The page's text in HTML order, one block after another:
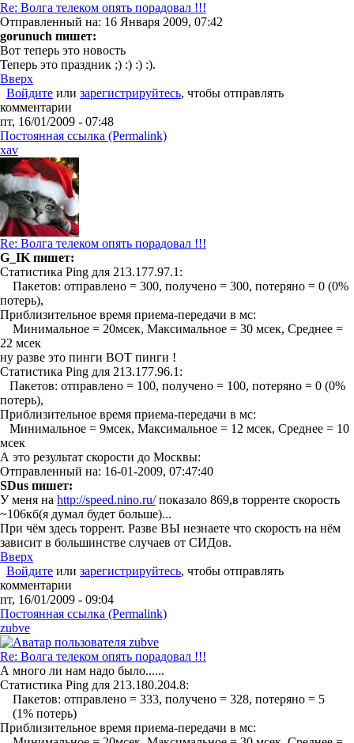
Re: Волга телеком опять порадовал !!!
Отправленный на: 16 Января 2009, 07:42
gorunuch пишет:
Вот теперь это новость
Теперь это праздник ;) :) :) :).
Вверх
Войдите или зарегистрируйтесь, чтобы отправлять
комментарии
пт, 16/01/2009 - 07:48
Постоянная ссылка (Permalink)
xav
Re: Волга телеком опять порадовал !!!
G_IK пишет:
Статистика Ping для 213.177.97.1:
Пакетов: отправлено = 300, получено = 300, потеряно = 0 (0%
потерь),
Приблизительное время приема-передачи в мс:
Минимальное = 20мсек, Максимальное = 30 мсек, Среднее =
22 мсек
ну разве это пинги ВОТ пинги !
Статистика Ping для 213.177.96.1:
Пакетов: отправлено = 100, получено = 100, потеряно = 0 (0%
потерь),
Приблизительное время приема-передачи в мс:
Минимальное = 9мсек, Максимальное = 12 мсек, Среднее = 10
мсек
А это результат скорости до Москвы:
Отправленный на: 16-01-2009, 07:47:40
SDus пишет:
У меня на http://speed.nino.ru/показало 869,в торренте скорость
~106кб(я думал будет больше)...
При чём здесь торрент. Разве ВЫ незнаете что скорость на нём
зависит в большинстве случаев от СИДов.
Вверх
Войдите или зарегистрируйтесь, чтобы отправлять
комментарии
пт, 16/01/2009 - 09:04
Постоянная ссылка (Permalink)
zubve
Re: Волга телеком опять порадовал !!!
А много ли нам надо было......
Статистика Ping для 213.180.204.8:
Пакетов: отправлено = 333, получено = 328, потеряно = 5
(1% потерь)
Приблизительное время приема-передачи в мс: